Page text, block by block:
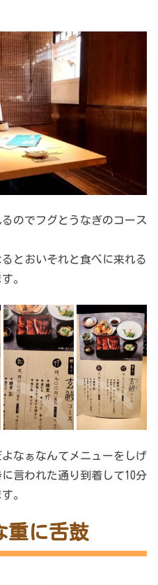
のでフグとうなぎのコース
とおいそれと食べに来れる
。
なぁなんてメニューをしげ
言われた通り到着して10分
。
重に舌鼓